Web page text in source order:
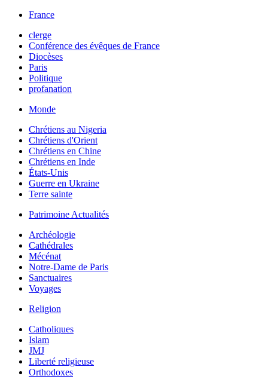
France
clerge
Conférence des évêques de France
Diocèses
Paris
Politique
profanation
Monde
Chrétiens au Nigeria
Chrétiens d'Orient
Chrétiens en Chine
Chrétiens en Inde
États-Unis
Guerre en Ukraine
Terre sainte
Patrimoine Actualités
Archéologie
Cathédrales
Mécénat
Notre-Dame de Paris
Sanctuaires
Voyages
Religion
Catholiques
Islam
JMJ
Liberté religieuse
Orthodoxes